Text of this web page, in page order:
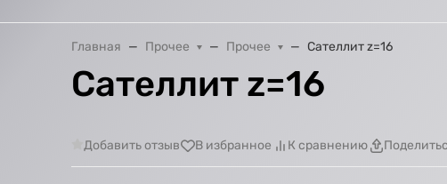
Главная Прочее Прочее Сателлит z=16
Сателлит z=16
Добавить отзыв В избранное К сравнению